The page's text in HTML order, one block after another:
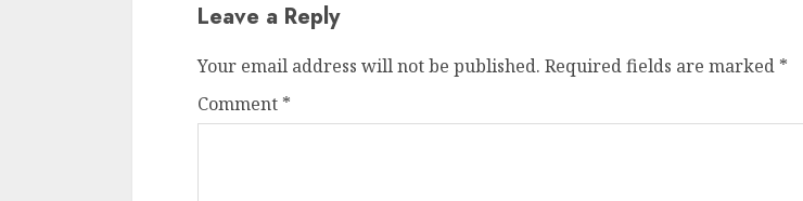
Leave a Reply
Your email address will not be published. Required fields are marked *
Comment *